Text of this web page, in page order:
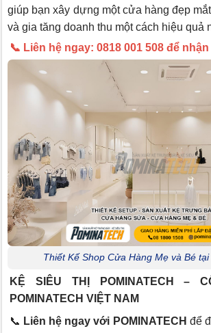
giúp bạn xây dựng một cửa hàng đẹp
và gia tăng doanh thu một cách hiệu quả
📞 Liên hệ ngay: 0818 001 508 để
Thiết Kế Shop Cửa Hàng Mẹ và Bé
KỆ SIÊU THỊ POMINATECH –
POMINATECH VIỆT NAM
📞 Liên hệ ngay với POMINATECH để